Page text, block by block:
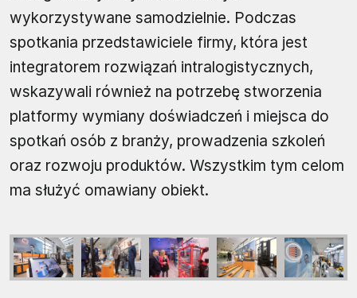
wykorzystywane samodzielnie. Podczas
spotkania przedstawiciele firmy, która jest
integratorem rozwiązań intralogistycznych,
wskazywali również na potrzebę stworzenia
platformy wymiany doświadczeń i miejsca do
spotkań osób z branży, prowadzenia szkoleń
oraz rozwoju produktów. Wszystkim tym celom
ma służyć omawiany obiekt.